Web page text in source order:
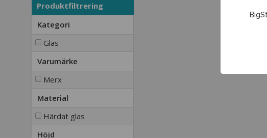
Produktfiltrering
Kategori
Glas
Varumärke
Merx
Material
Härdat glas
Höjd